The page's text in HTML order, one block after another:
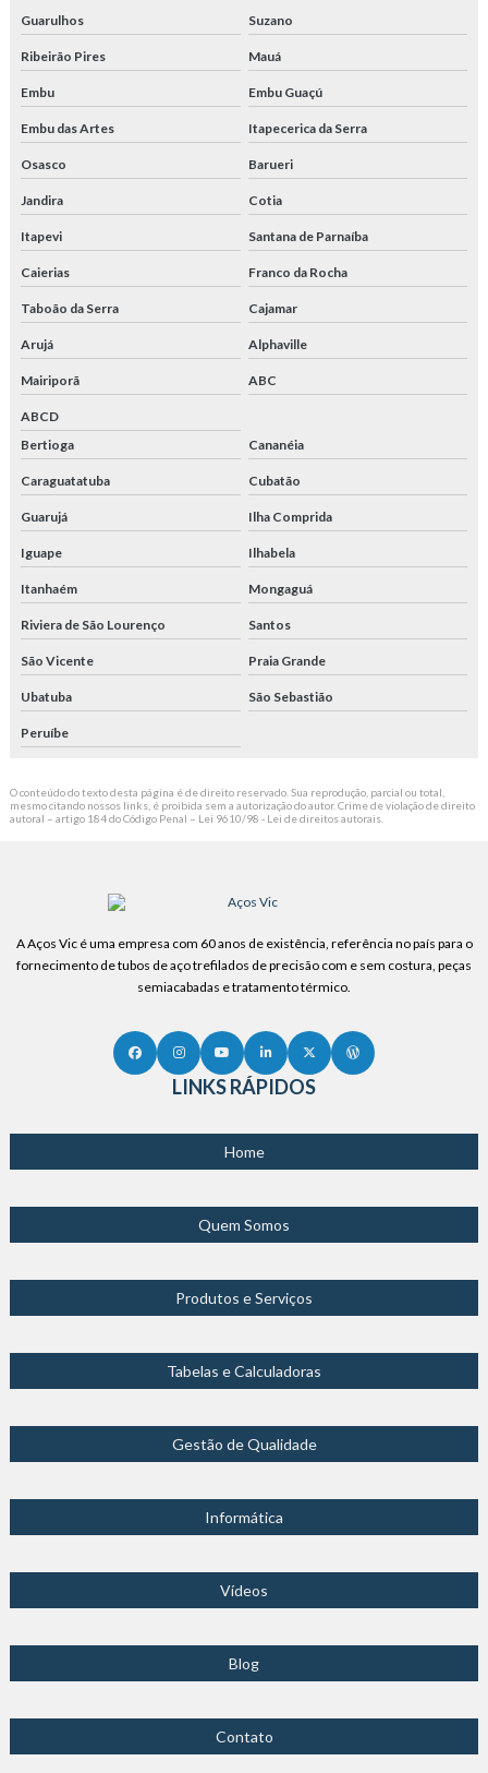
Guarulhos Suzano
Ribeirão Pires Mauá
Embu Embu Guaçú
Embu das Artes Itapecerica da Serra
Osasco Barueri
Jandira Cotia
Itapevi Santana de Parnaíba
Caierias Franco da Rocha
Taboão da Serra Cajamar
Arujá Alphaville
Mairiporã ABC
ABCD
Bertioga
Cananéia
Caraguatatuba Cubatão
Guarujá Ilha Comprida
Iguape Ilhabela
Itanhaém Mongaguá
Riviera de São Lourenço Santos
São Vicente Praia Grande
Ubatuba São Sebastião
Peruíbe
O conteúdo do texto desta página é de direito reservado. Sua reprodução, parcial ou total,
mesmo citando nossos links, é proibida sem a autorização do autor. Crime de violação de direito
autoral – artigo 184 do Código Penal – Lei 9610/98 - Lei de direitos autorais
A Aços Vic é uma empresa com 60 anos de existência, referência no país para o
fornecimento de tubos de aço trefilados de precisão com e sem costura, peças
semiacabadas e tratamento térmico.
LINKS RÁPIDOS
Home
Quem Somos
Produtos e Serviços
Tabelas e Calculadoras
Gestão de Qualidade
Informática
Vídeos
Blog
Contato